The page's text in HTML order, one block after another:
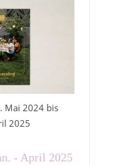
Mai 2024 bis
2025
- April 2025